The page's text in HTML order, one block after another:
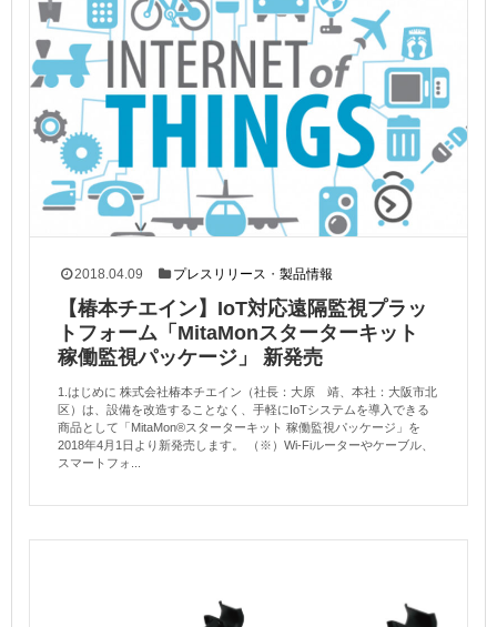
2018.04.09 プレスリリース ・製品情報
【椿本チエイン】IoT対応遠隔監視プラッ
トフォーム「MitaMonスターターキット
稼働監視パッケージ」 新発売
1.はじめに 株式会社椿本チエイン（社長：大原 靖、本社：大阪市北
区）は、設備を改造することなく、手軽にIoTシステムを導入できる
商品として「MitaMon®スターターキット 稼働監視パッケージ」を
2018年4月1日より新発売します。 （※）Wi-Fiルーターやケーブル、
スマートフォ...